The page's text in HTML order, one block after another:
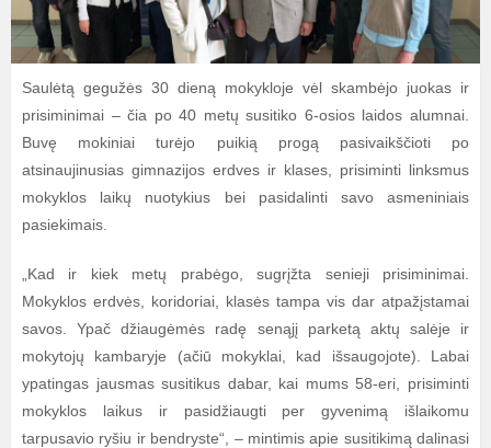
Saulėtą gegužės 30 dieną mokykloje vėl skambėjo juokas ir
prisiminimai – čia po 40 metų susitiko 6-osios laidos alumnai.
Buvę mokiniai turėjo puikią progą pasivaikščioti po
atsinaujinusias gimnazijos erdves ir klases, prisiminti linksmus
mokyklos laikų nuotykius bei pasidalinti savo asmeniniais
pasiekimais.
„Kad ir kiek metų prabėgo, sugrįžta senieji prisiminimai.
Mokyklos erdvės, koridoriai, klasės tampa vis dar atpažįstamai
savos. Ypač džiaugėmės radę senąjį parketą aktų salėje ir
mokytojų kambaryje (ačiū mokyklai, kad išsaugojote). Labai
ypatingas jausmas susitikus dabar, kai mums 58-eri, prisiminti
mokyklos laikus ir pasidžiaugti per gyvenimą išlaikomu
tarpusavio ryšiu ir bendryste“, – mintimis apie susitikimą dalinasi